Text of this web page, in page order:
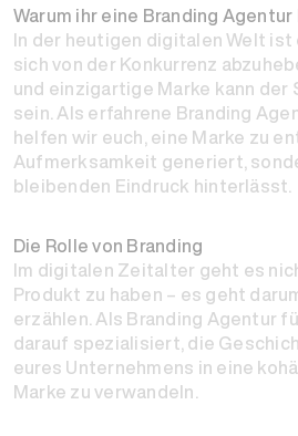
Warum ihr eine Branding
In der heutigen digitalen Welt
sich von der Konkurrenz
und einzigartige Marke kann der
sein. Als erfahrene Branding
helfen wir euch, eine Marke zu
Aufmerksamkeit generiert,
bleibenden Eindruck hinterlässt.
Die Rolle von Branding
Im digitalen Zeitalter geht es
Produkt zu haben – es geht
erzählen. Als Branding Agentur
darauf spezialisiert, die
eures Unternehmens in eine
Marke zu verwandeln.